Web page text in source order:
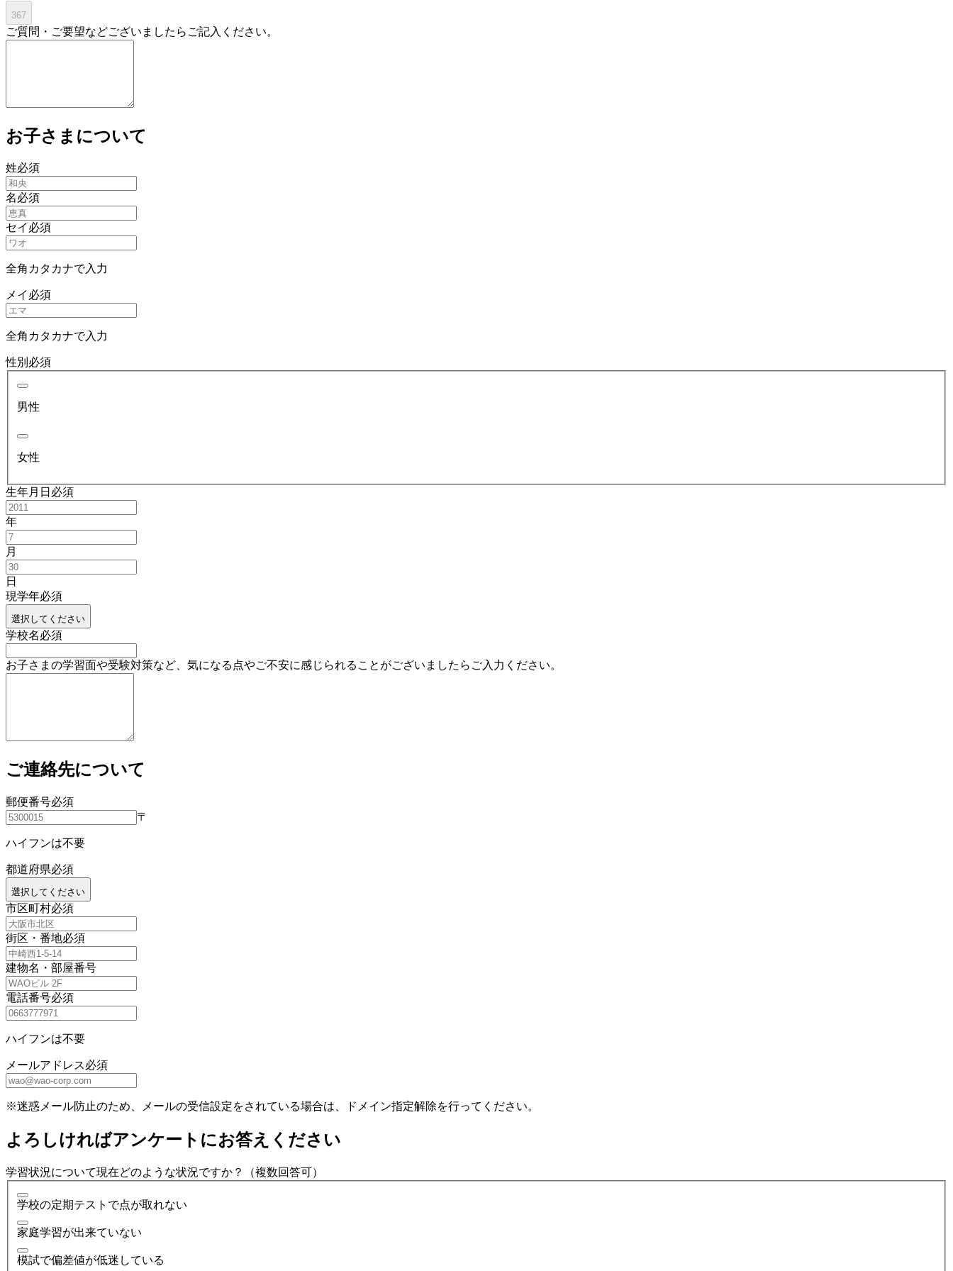
367
ご質問・ご要望などございましたらご記入ください。
お子さまについて
姓必須
名必須
セイ 必須
全角カタカナで入力
メイ 必須
全角カタカナで入力
性別 必須
男性
女性
生年月日 必須
年
月
日
現学年必須
選択してください
学校名必須
お子さまの学習面や受験対策など、気になる点やご不安に感じられることがございましたらご入力ください。
ご連絡先について
郵便番号必須
〒
ハイフンは不要
都道府県必須
選択してください
市区町村必須
街区・番地必須
建物名・部屋番号
電話番号必須
ハイフンは不要
メールアドレス必須
※迷惑メール防止のため、メールの受信設定をされている場合は、ドメイン指定解除を行ってください。
よろしければアンケートにお答えください
学習状況について現在どのような状況ですか？（複数回答可）
学校の定期テストで点が取れない
家庭学習が出来ていない
模試で偏差値が低迷している